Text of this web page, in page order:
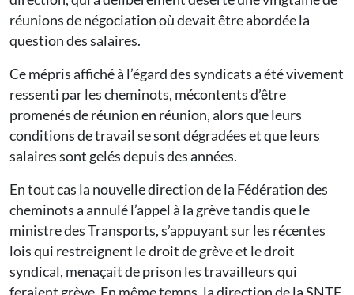
réunions de négociation où devait être abordée la
question des salaires.
Ce mépris affiché à l’égard des syndicats a été vivement
ressenti par les cheminots, mécontents d’être
promenés de réunion en réunion, alors que leurs
conditions de travail se sont dégradées et que leurs
salaires sont gelés depuis des années.
En tout cas la nouvelle direction de la Fédération des
cheminots a annulé l’appel à la grève tandis que le
ministre des Transports, s’appuyant sur les récentes
lois qui restreignent le droit de grève et le droit
syndical, menaçait de prison les travailleurs qui